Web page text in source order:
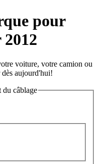
pour
voiture, votre camion ou
aujourd'hui!
du câblage